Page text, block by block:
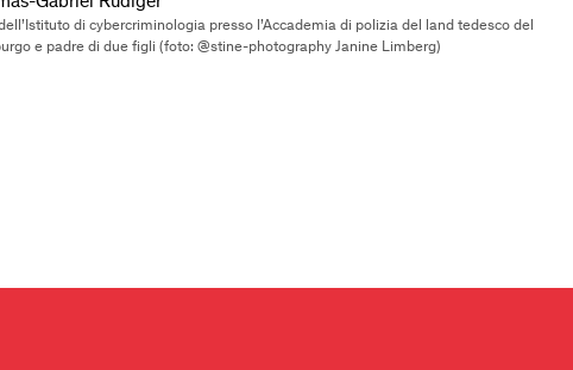
di cybercriminologia presso l’Accademia di polizia del land tedesco del
e padre di due figli (foto: @stine-photography Janine Limberg)